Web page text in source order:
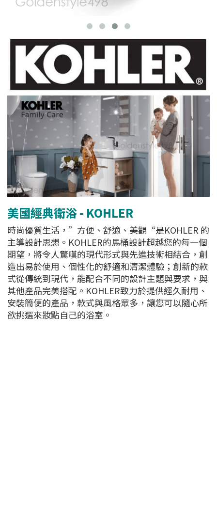
美國經典衛浴 - KOHLER
時尚優質生活，”方便、舒適、美觀“是KOHLER 的
主導設計思想。KOHLER的馬桶設計超越您的每一個
期望，將令人驚嘆的現代形式與先進技術相結合，創
造出易於使用、個性化的舒適和清潔體驗；創新的款
式從傳統到現代，能配合不同的設計主題與要求，與
其他產品完美搭配。KOHLER致力於提供經久耐用、
安裝簡便的產品，款式與風格眾多，讓您可以隨心所
欲挑選來妝點自己的浴室。